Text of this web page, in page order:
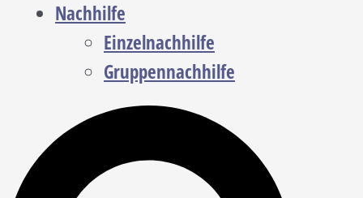
Nachhilfe
Einzelnachhilfe
Gruppennachhilfe